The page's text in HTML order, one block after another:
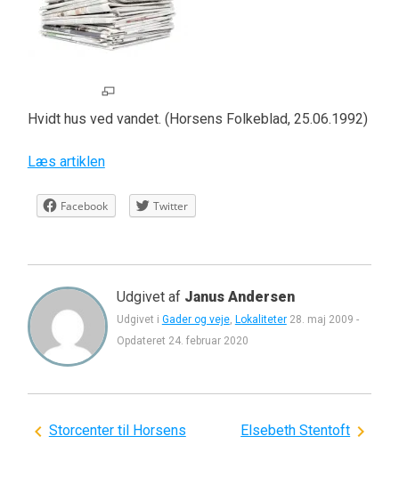
Hvidt hus ved vandet. (Horsens Folkeblad, 25.06.1992)
Læs artiklen
Facebook Twitter
Udgivet af Janus Andersen
Udgivet i Gader og veje, Lokaliteter 28. maj 2009 -
Opdateret 24. februar 2020
Indlægsnavigation
Storcenter til Horsens Elsebeth Stentoft